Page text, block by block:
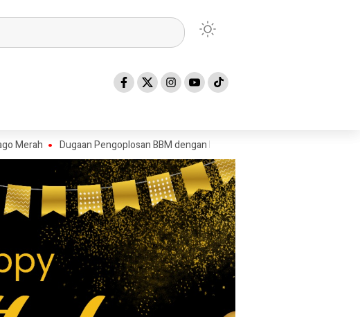
Dugaan Pengoplosan BBM dengan Konden, AR Disebut Pemasok Minyak Konden